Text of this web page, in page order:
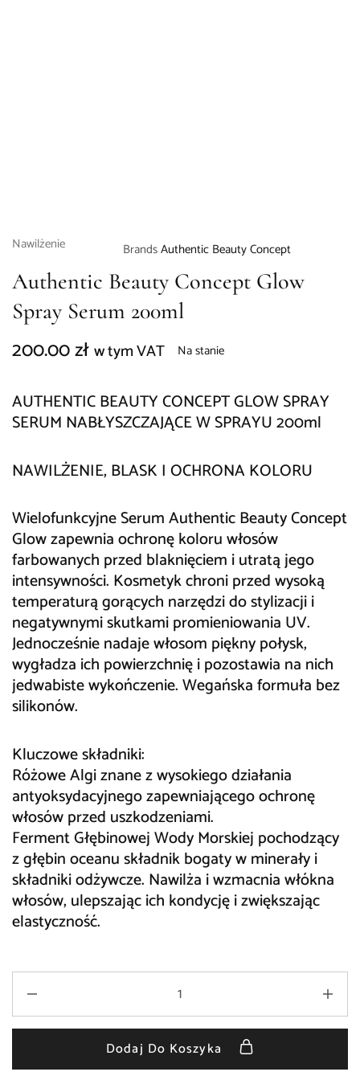
Nawilżenie BrandsAuthentic Beauty Concept
Authentic Beauty Concept Glow
Spray Serum 200ml
200.00złw tym VAT Na stanie
AUTHENTIC BEAUTY CONCEPT GLOW SPRAY
SERUM NABŁYSZCZAJĄCE W SPRAYU 200ml
NAWILŻENIE, BLASK I OCHRONA KOLORU
Wielofunkcyjne Serum Authentic Beauty Concept
Glow zapewnia ochronę koloru włosów
farbowanych przed blaknięciem i utratą jego
intensywności. Kosmetyk chroni przed wysoką
temperaturą gorących narzędzi do stylizacji i
negatywnymi skutkami promieniowania UV.
Jednocześnie nadaje włosom piękny połysk,
wygładza ich powierzchnię i pozostawia na nich
jedwabiste wykończenie. Wegańska formuła bez
silikonów.
Kluczowe składniki:
Różowe Algiznane z wysokiego działania
antyoksydacyjnego zapewniającego ochronę
włosów przed uszkodzeniami.
Ferment Głębinowej Wody Morskiej pochodzący
z głębin oceanu składnik bogaty w minerały i
składniki odżywcze. Nawilża i wzmacnia włókna
włosów, ulepszając ich kondycję i zwiększając
elastyczność.
Dodaj Do Koszyka